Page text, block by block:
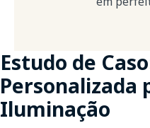
Estudo de
Personalizada
Iluminação